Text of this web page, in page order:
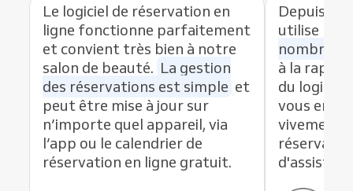
Le logiciel de réservation en
ligne fonctionne parfaitement
et convient très bien à notre
salon de beauté. La gestion
des réservations est simple et
peut être mise à jour sur
n’importe quel appareil, via
l’app ou le calendrier de
réservation en ligne gratuit.
Depuis
utilise
nombre
à la
du logiciel
vous en
vivement